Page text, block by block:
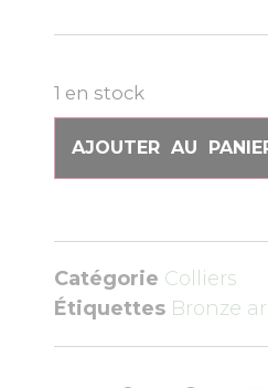
1 en stock
AJOUTER AU
Catégorie Colliers
Étiquettes Bronze